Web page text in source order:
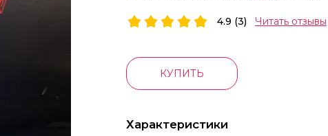
4.9 (3) Читать отзывы
КУПИТЬ
Характеристики